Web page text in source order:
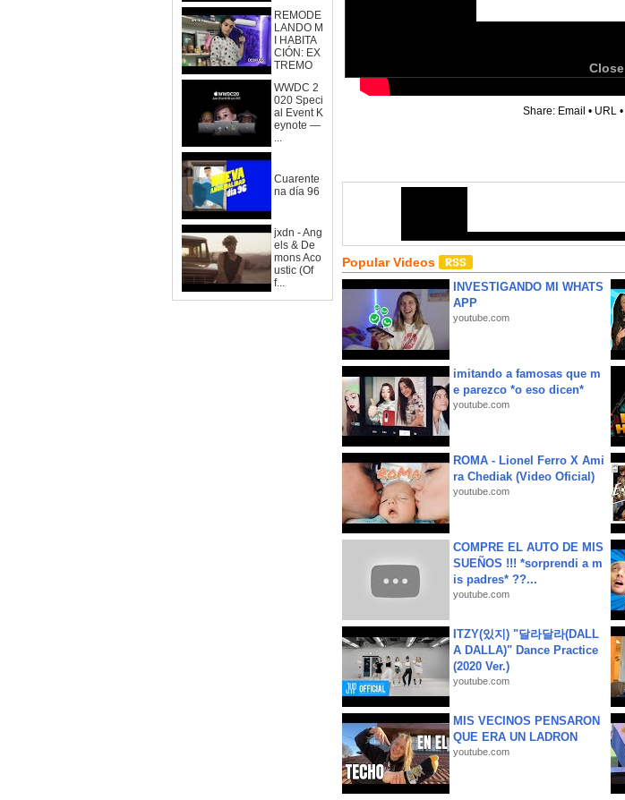
REMODE
LANDO M
I HABITA
CIÓN: EX
TREMO
WWDC 2
020 Speci
al Event K
eynote —
...
Cuarente
na día 96
jxdn - Ang
els & De
mons Aco
ustic (Of
f...
Close
Share: Email • URL •
Popular Videos
INVESTIGANDO MI WHATS
APP
youtube.com
imitando a famosas que m
e parezco *o eso dicen*
youtube.com
ROMA - Lionel Ferro X Ami
ra Chediak (Video Oficial)
youtube.com
COMPRE EL AUTO DE MIS
SUEÑOS !!! *sorprendi a m
is padres* ??...
youtube.com
ITZY(있지) "달라달라(DALL
A DALLA)" Dance Practice
(2020 Ver.)
youtube.com
MIS VECINOS PENSARON
QUE ERA UN LADRON
youtube.com